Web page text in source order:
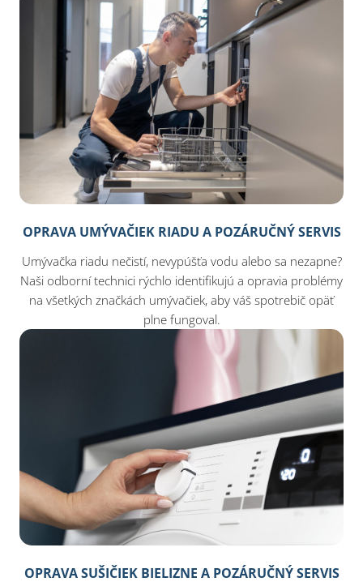
OPRAVA UMÝVAČIEK RIADU A POZÁRUČNÝ SERVIS
Umývačka riadu nečistí, nevypúšťa vodu alebo sa nezapne?
Naši odborní technici rýchlo identifikujú a opravia problémy
na všetkých značkách umývačiek, aby váš spotrebič opäť
plne fungoval.
OPRAVA SUŠIČIEK BIELIZNE A POZÁRUČNÝ SERVIS